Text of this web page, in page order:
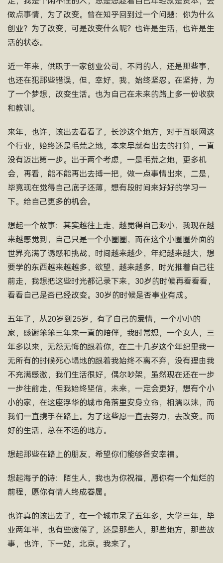
做点事情，为了改变。曾在知乎回到过一个问题：你为什么
创业？为了改变，可是改变什么呢？也许是生活，也许是生
活的状态。
近一年来，供职于一家创业公司，不同的人，还是那些事，
也还在犯那些错误，但，幸好，我，始终坚忍。在坚持，为
了一个梦想，改变生活。也为自己在未来的路上多一份收获
和教训。
来年，也许，该出去看看了，长沙这个地方，对于互联网这
个行业，始终还是毛荒之地，本来早就有出去的打算，一直
没有迈出第一步。出于两个考虑，一是毛荒之地，更多机
会，再看，能不能再出去搏一把，做一点事情出来，二是，
毕竟现在觉得自己底子还薄，想有段时间来好好的学习一
下。给自己更多的机会。
想起一个故事：其实越往上走，越觉得自己渺小，我现在越
来越感觉到，自己只是一个小圈圈，而在这个小圈圈外面的
世界充满了诱惑和挑战，时间越来越少，年纪越来越大，想
要学的东西越来越越多，欲望，越来越多，时光推着自己往
前走，我想把这些时光都记录下来，30岁的时候再看看看，
看看自己是否已经改变。30岁的时候是否事业有成。
五年了，从20岁到25岁，有了自己的爱情，一个小小的
家，感谢笨笨三年来一直的陪伴，我时常想，一个女人，三
年多以来，无怨无悔的跟着你，在二十几岁这个年纪里我一
无所有的时候死心塌地的跟着我始终不离不弃，没有理由我
不充满感激，我们生活很好，偶尔吵架，虽然现在还在一步
一步往前走，但我始终坚信，未来，一定会更好，想有个小
小的家，在这座浮华的城市角落里安身立命，相濡以沫，而
我们一直携手在路上。为了这些愿一直去努力，去改变。而
好的生活，总在不远的地方。
想起那些在路上的朋友，希望你们能够各安幸福。
想起海子的诗：陌生人，我也为你祝福，愿你有一个灿烂的
前程，愿你有情人终成眷属。
也许真的该出去了，在一个城市呆了五年多，大学三年，毕
业两年半，也有些疲倦了，还是那些人，那些地方，那些故
事，也许，下一站，北京。我来了。